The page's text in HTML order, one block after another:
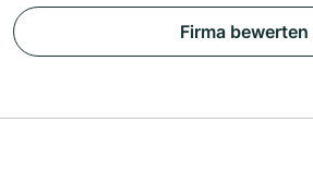
Firma bewerten